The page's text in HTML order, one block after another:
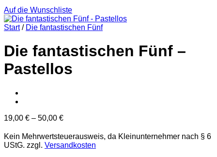
Auf die Wunschliste
Start / Die fantastischen Fünf
Die fantastischen Fünf –
Pastellos
19,00 € – 50,00 €
Kein Mehrwertsteuerausweis, da Kleinunternehmer nach § 6
UStG. zzgl. Versandkosten